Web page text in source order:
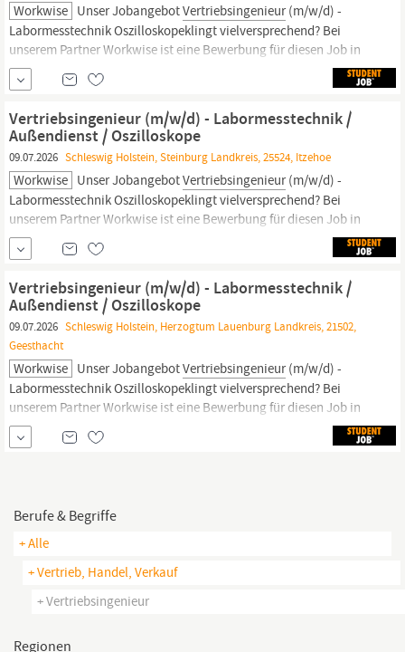
Workwise Unser JobangebotVertriebsingenieur(m/w/d) -
Labormesstechnik Oszilloskopeklingt vielversprechend? Bei
unserem Partner Workwise ist eine Bewerbung für diesen Job in
nur wenigen Minuten und ohne Anschreiben möglich.
Anschließend kann der Status der Bewerbung live verfolgt
werden. Wir freuen uns auf eine Bewerbung über Workwise.
Stunden: 32 - 40 Stunden
Vertriebsingenieur (m/w/d) - Labormesstechnik /
Außendienst / Oszilloskope
09.07.2026 Schleswig Holstein, Steinburg Landkreis, 25524, Itzehoe
Workwise Unser JobangebotVertriebsingenieur(m/w/d) -
Labormesstechnik Oszilloskopeklingt vielversprechend? Bei
unserem Partner Workwise ist eine Bewerbung für diesen Job in
nur wenigen Minuten und ohne Anschreiben möglich.
Anschließend kann der Status der Bewerbung live verfolgt
werden. Wir freuen uns auf eine Bewerbung über Workwise.
Stunden: 32 - 40 Stunden
Vertriebsingenieur (m/w/d) - Labormesstechnik /
Außendienst / Oszilloskope
09.07.2026 Schleswig Holstein, Herzogtum Lauenburg Landkreis, 21502,
Geesthacht
Workwise Unser JobangebotVertriebsingenieur(m/w/d) -
Labormesstechnik Oszilloskopeklingt vielversprechend? Bei
unserem Partner Workwise ist eine Bewerbung für diesen Job in
nur wenigen Minuten und ohne Anschreiben möglich.
Anschließend kann der Status der Bewerbung live verfolgt
Berufe & Begriffe
+ Alle
+ Vertrieb, Handel, Verkauf
+ Vertriebsingenieur
Regionen